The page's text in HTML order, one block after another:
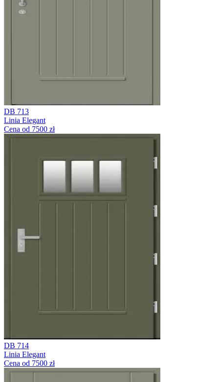
DB 713
Linia Elegant
Cena od 7500 zł
DB 714
Linia Elegant
Cena od 7500 zł